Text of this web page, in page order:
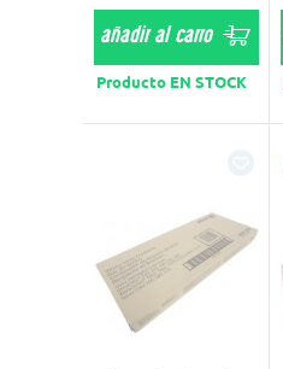
Producto EN STOCK
añadir al carro